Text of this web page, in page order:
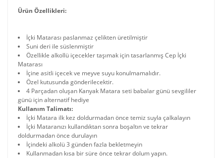
Ürün Özellikleri:
İçki Matarası paslanmaz çelikten üretilmiştir
Suni deri ile süslenmiştir
Özellikle alkollü içecekler taşımak için tasarlanmış Cep İçki
Matarası
İçine asitli içecek ve meyve suyu konulmamalıdır.
Özel kutusunda gönderilecektir.
4 Parçadan oluşan Kanyak Matara seti babalar günü sevgililer
günü için alternatif hediye
Kullanım Talimatı:
İçki Matara ilk kez doldurmadan önce temiz suyla çalkalayın
İçki Mataranızı kullandıktan sonra boşaltın ve tekrar
doldurmadan önce durulayın
İçindeki alkolü 3 günden fazla bekletmeyin
Kullanmadan kısa bir süre önce tekrar dolum yapın.